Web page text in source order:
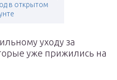
в открытом
уходу за
уже прижились на